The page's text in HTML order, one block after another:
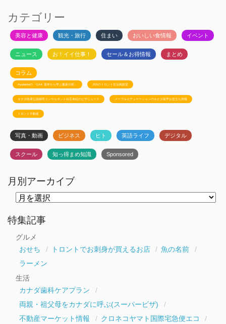
カテゴリー
美容と健康 観光・旅行 住まい おいしい食情報 イベント
ニュース お！イイ仕事！ セール＆お得情報 まとめ
コラム
Ayudanteの「GA4: 基本から学ぶ最新分析」 JSSのトロント生活相談室
カナダ政府公認移民コンサルタント白石有紀のビザニュース メープルエデュケーションのカナダ留学お役立ち情報
トロント不動産
写真・動画 ビジネス ヒト 英語ライフ デジタル
スクール 知っ得まめ知識 Sponsored
月別アーカイブ
ー
カ
特集記事
グルメ
おせち
トロントでお刺身が買えるお店
魚の名前
ラーメン
生活
カナダ歯科ケアプラン
両親・祖父母をカナダに呼ぶ(スーパービザ)
不動産マーケット情報
クロネコヤマト国際宅急便エコ